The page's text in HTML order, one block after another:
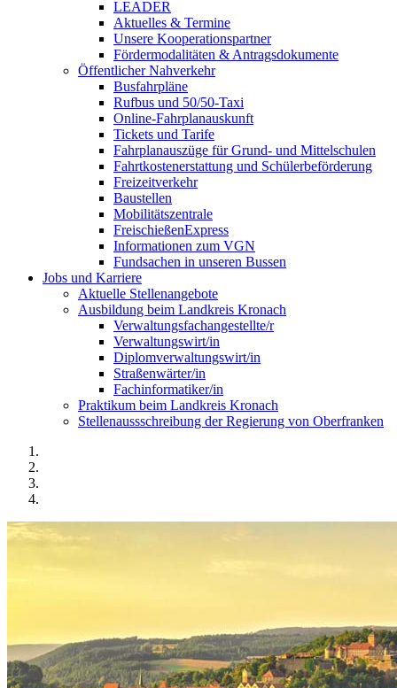
LEADER
Aktuelles & Termine
Unsere Kooperationspartner
Fördermodalitäten & Antragsdokumente
Öffentlicher Nahverkehr
Busfahrpläne
Rufbus und 50/50-Taxi
Online-Fahrplanauskunft
Tickets und Tarife
Fahrplanauszüge für Grund- und Mittelschulen
Fahrtkostenerstattung und Schülerbeförderung
Freizeitverkehr
Baustellen
Mobilitätszentrale
FreischießenExpress
Informationen zum VGN
Fundsachen in unseren Bussen
Jobs und Karriere
Aktuelle Stellenangebote
Ausbildung beim Landkreis Kronach
Verwaltungsfachangestellte/r
Verwaltungswirt/in
Diplomverwaltungswirt/in
Straßenwärter/in
Fachinformatiker/in
Praktikum beim Landkreis Kronach
Stellenaussschreibung der Regierung von Oberfranken